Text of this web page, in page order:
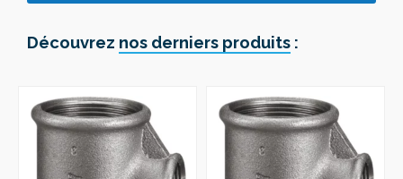
Découvrez nos derniers produits :